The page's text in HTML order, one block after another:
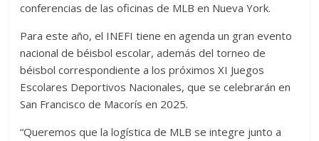
conferencias de las oficinas de MLB en Nueva York.
Para este año, el INEFI tiene en agenda un gran evento
nacional de béisbol escolar, además del torneo de
béisbol correspondiente a los próximos XI Juegos
Escolares Deportivos Nacionales, que se celebrarán en
San Francisco de Macorís en 2025.
“Queremos que la logística de MLB se integre junto a